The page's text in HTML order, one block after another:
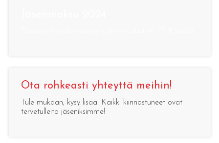
Ota rohkeasti yhteyttä meihin!
Tule mukaan, kysy lisää! Kaikki kiinnostuneet ovat
tervetulleita jäseniksimme!